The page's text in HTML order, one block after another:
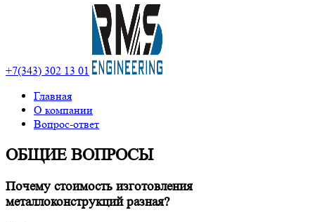
+7(343) 302 13 01
Главная
О компании
Вопрос-ответ
ОБЩИЕ ВОПРОСЫ
Почему стоимость изготовления
металлоконструкций разная?